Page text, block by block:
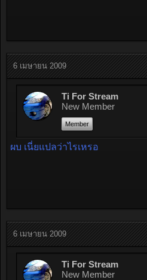
6 เมษายน 2009
Ti For Stream
New Member
Member
ผบ เนี่ยแปลว่าไรเหรอ
6 เมษายน 2009
Ti For Stream
New Member